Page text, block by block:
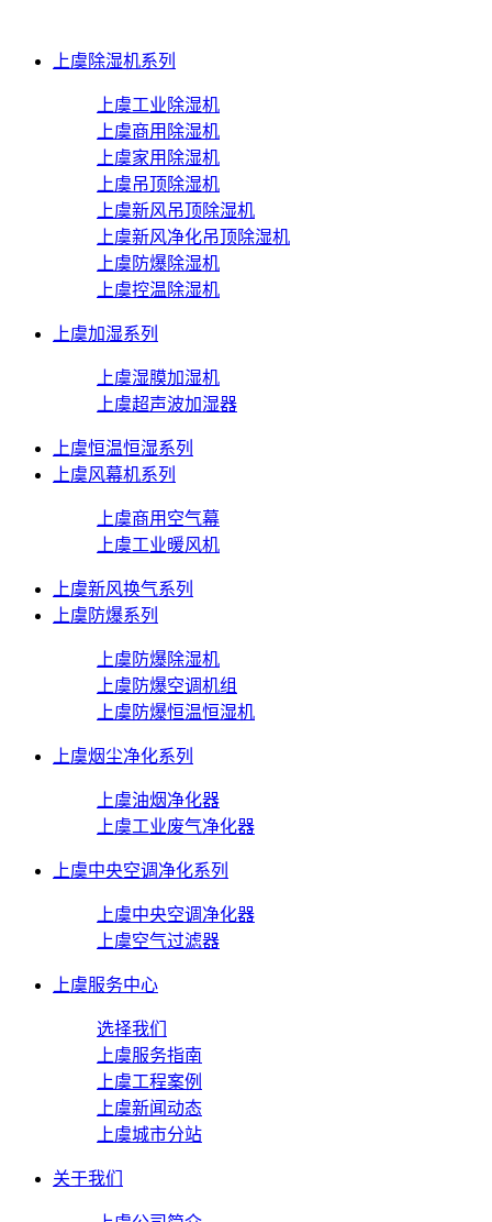
上虞除湿机系列
上虞工业除湿机
上虞商用除湿机
上虞家用除湿机
上虞吊顶除湿机
上虞新风吊顶除湿机
上虞新风净化吊顶除湿机
上虞防爆除湿机
上虞控温除湿机
上虞加湿系列
上虞湿膜加湿机
上虞超声波加湿器
上虞恒温恒湿系列
上虞风幕机系列
上虞商用空气幕
上虞工业暖风机
上虞新风换气系列
上虞防爆系列
上虞防爆除湿机
上虞防爆空调机组
上虞防爆恒温恒湿机
上虞烟尘净化系列
上虞油烟净化器
上虞工业废气净化器
上虞中央空调净化系列
上虞中央空调净化器
上虞空气过滤器
上虞服务中心
选择我们
上虞服务指南
上虞工程案例
上虞新闻动态
上虞城市分站
关于我们